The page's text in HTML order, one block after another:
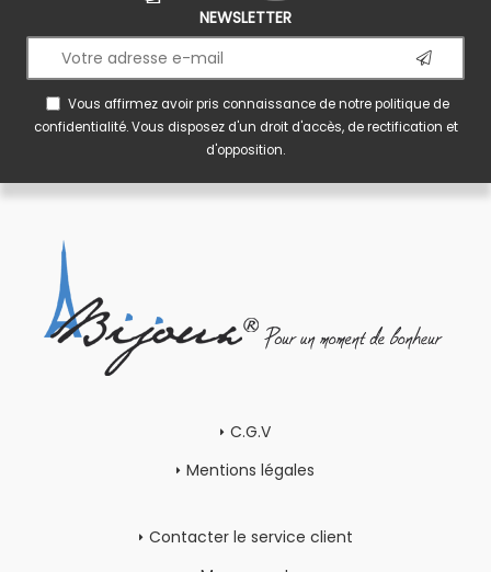
NEWSLETTER
Vous affirmez avoir pris connaissance de notrepolitique de
confidentialité. Vous disposez d'un droit d'accès, de rectification et
d'opposition.
C.G.V
Mentions légales
Contacter le service client